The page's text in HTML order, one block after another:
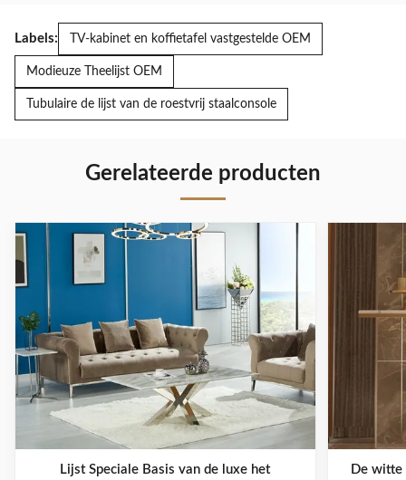
Labels: TV-kabinet en koffietafel vastgestelde OEM
Modieuze Theelijst OEM
Tubulaire de lijst van de roestvrij staalconsole
Gerelateerde producten
Lijst Speciale Basis van de luxe het
De witte